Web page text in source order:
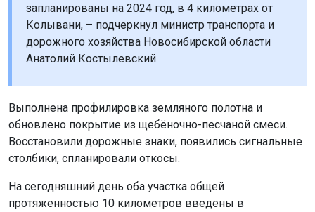
запланированы на 2024 год, в 4 километрах от
Колывани, – подчеркнул министр транспорта и
дорожного хозяйства Новосибирской области
Анатолий Костылевский.
Выполнена профилировка земляного полотна и
обновлено покрытие из щебёночно-песчаной смеси.
Восстановили дорожные знаки, появились сигнальные
столбики, спланировали откосы.
На сегодняшний день оба участка общей
протяженностью 10 километров введены в